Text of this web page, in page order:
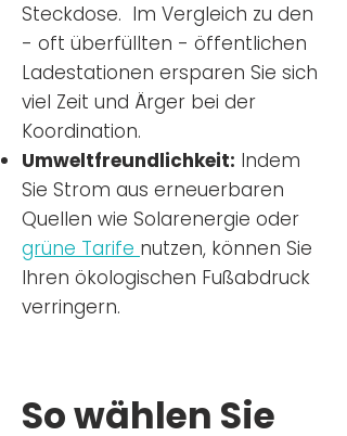
Steckdose. Im Vergleich zu den
- oft überfüllten - öffentlichen
Ladestationen ersparen Sie sich
viel Zeit und Ärger bei der
Koordination.
Umweltfreundlichkeit: Indem
Sie Strom aus erneuerbaren
Quellen wie Solarenergie oder
grüne Tarife nutzen, können Sie
Ihren ökologischen Fußabdruck
verringern.
So wählen Sie